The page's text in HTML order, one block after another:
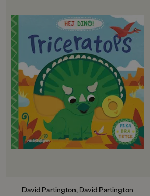
OM BOKEN
Interaktiv pekbok för alla små
dinoälskare!
Dra, snurra och peka! Första
faktaboken för de allra minsta
dinosaurieälskarna.Lär känna
triceratops – tung som en lastbil
och med hundratals tänder! I den
här färgglada kartongboken med
rörliga delar får du följa med din
favoritdinosaurie när den letar
efter mat och leker kull!Läs
också:Hej dino! StegosaurusHej
dino! Tyrannosaurus rexHej dino!
David Partington, David Partington